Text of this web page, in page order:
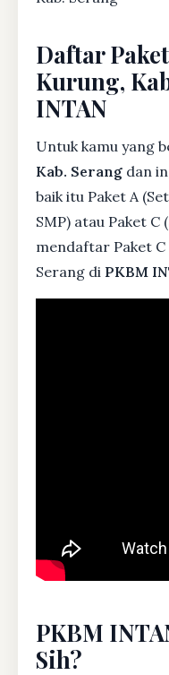
Daftar
Kurung,
INTAN
Untuk kamu yang
Kab. Serang dan
baik itu Paket A
SMP) atau Paket C
mendaftar Paket
Serang di PKBM
PKBM
Sih?